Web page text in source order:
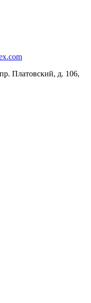
Платовский, д. 106,